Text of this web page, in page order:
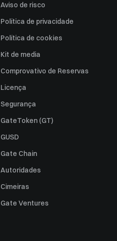
Aviso de risco
Política de privacidade
Política de cookies
Kit de media
Comprovativo de Reservas
Licença
Segurança
GateToken (GT)
GUSD
Gate Chain
Autoridades
Cimeiras
Gate Ventures